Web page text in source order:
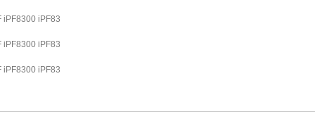
iPF8300 iPF83
iPF8300 iPF83
iPF8300 iPF83